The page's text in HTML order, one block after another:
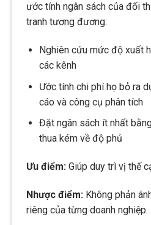
ước tính ngân sách của đối
tranh tương đương:
Nghiên cứu mức độ xuất
các kênh
Ước tính chi phí họ bỏ ra
cáo và công cụ phân tích
Đặt ngân sách ít nhất
thua kém về độ phủ
Ưu điểm: Giúp duy trì vị thế
Nhược điểm: Không phản
riêng của từng doanh nghiệp.